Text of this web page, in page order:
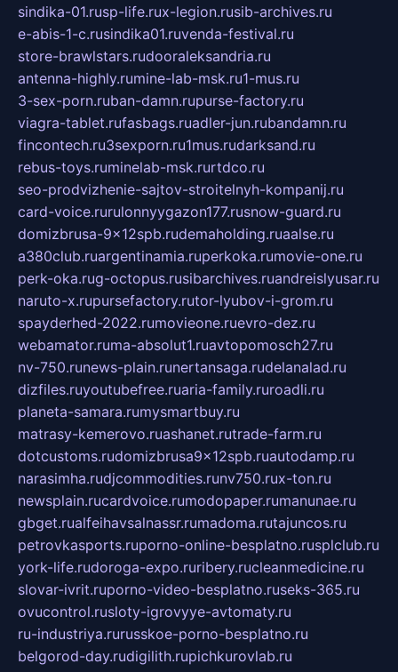
sindika-01.rusp-life.rux-legion.rusib-archives.ru
e-abis-1-c.rusindika01.ruvenda-festival.ru
store-brawlstars.rudooraleksandria.ru
antenna-highly.rumine-lab-msk.ru1-mus.ru
3-sex-porn.ruban-damn.rupurse-factory.ru
viagra-tablet.rufasbags.ruadler-jun.rubandamn.ru
fincontech.ru3sexporn.ru1mus.rudarksand.ru
rebus-toys.ruminelab-msk.rurtdco.ru
seo-prodvizhenie-sajtov-stroitelnyh-kompanij.ru
card-voice.rurulonnyygazon177.rusnow-guard.ru
domizbrusa-9x12spb.rudemaholding.ruaalse.ru
a380club.ruargentinamia.ruperkoka.rumovie-one.ru
perk-oka.rug-octopus.rusibarchives.ruandreislyusar.ru
naruto-x.rupursefactory.rutor-lyubov-i-grom.ru
spayderhed-2022.rumovieone.ruevro-dez.ru
webamator.ruma-absolut1.ruavtopomosch27.ru
nv-750.runews-plain.runertansaga.rudelanalad.ru
dizfiles.ruyoutubefree.ruaria-family.ruroadli.ru
planeta-samara.rumysmartbuy.ru
matrasy-kemerovo.ruashanet.rutrade-farm.ru
dotcustoms.rudomizbrusa9x12spb.ruautodamp.ru
narasimha.rudjcommodities.runv750.rux-ton.ru
newsplain.rucardvoice.rumodopaper.rumanunae.ru
gbget.rualfeihavsalnassr.rumadoma.rutajuncos.ru
petrovkasports.ruporno-online-besplatno.rusplclub.ru
york-life.rudoroga-expo.ruribery.rucleanmedicine.ru
slovar-ivrit.ruporno-video-besplatno.ruseks-365.ru
ovucontrol.rusloty-igrovyye-avtomaty.ru
ru-industriya.rurusskoe-porno-besplatno.ru
belgorod-day.rudigilith.rupichkurovlab.ru